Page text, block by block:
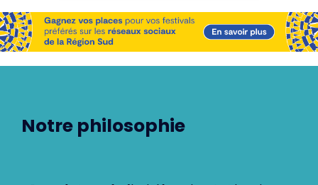
Notre philosophie